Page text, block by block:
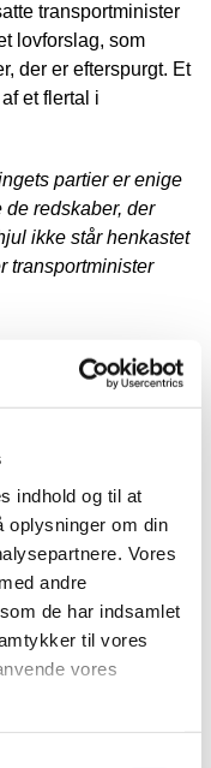
indhold og til at
oplysninger om din
Vores
andre
de har indsamlet
til vores
vores
transportminister
lovforslag, som
der er efterspurgt. Et
et flertal i
partier er enige
redskaber, der
ikke står henkastet
transportminister
om udlejede el-
eller ej, og hvor
aftaler med de
af el-løbehjul,
for, hvor el-løbehjul
ikke må stå. Dermed
for at
om at forbyde
ramte byerne, har